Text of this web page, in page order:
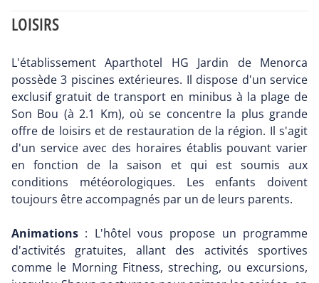
LOISIRS
L'établissement Aparthotel HG Jardin de Menorca
possède 3 piscines extérieures. Il dispose d'un service
exclusif gratuit de transport en minibus à la plage de
Son Bou (à 2.1 Km), où se concentre la plus grande
offre de loisirs et de restauration de la région. Il s'agit
d'un service avec des horaires établis pouvant varier
en fonction de la saison et qui est soumis aux
conditions météorologiques. Les enfants doivent
toujours être accompagnés par un de leurs parents.
Animations : L'hôtel vous propose un programme
d'activités gratuites, allant des activités sportives
comme le Morning Fitness, streching, ou excursions,